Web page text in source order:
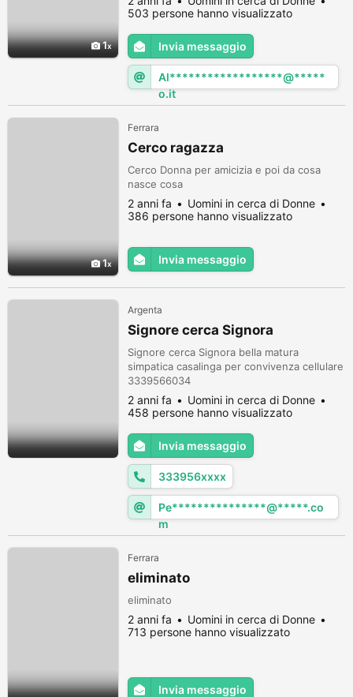
1
per me. Ho veramente bisogno di un
consiglio di una ragazza senza essere
preso un giro. Grazie spero che qualcuno
risponda. Ciao
503 persone hanno visualizzato
Invia messaggio
Al******************@*****
o.it
1
Ferrara
Cerco ragazza
Cerco Donna per amicizia e poi da cosa
nasce cosa
2 anni fa
Uomini in cerca di Donne
386 persone hanno visualizzato
Invia messaggio
Argenta
Signore cerca Signora
Signore cerca Signora bella matura
simpatica casalinga per convivenza cellulare
3339566034
2 anni fa
Uomini in cerca di Donne
458 persone hanno visualizzato
Invia messaggio
333956xxxx
Pe***************@*****.co
m
Ferrara
eliminato
eliminato
2 anni fa
Uomini in cerca di Donne
713 persone hanno visualizzato
Invia messaggio